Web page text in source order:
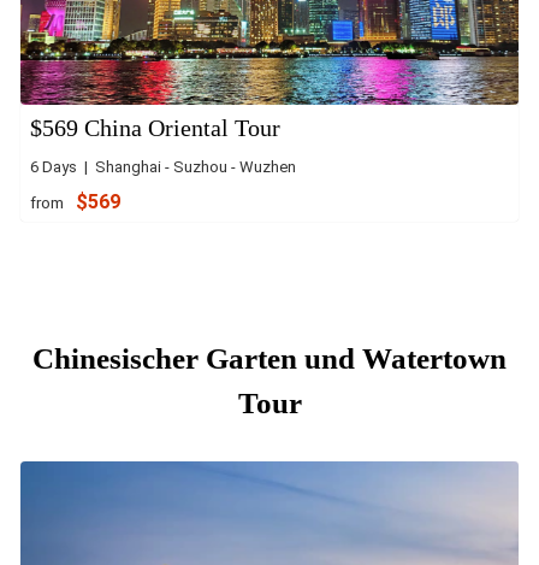
$569 China Oriental Tour
6 Days | Shanghai - Suzhou - Wuzhen
from $569
Chinesischer Garten und Watertown
Tour